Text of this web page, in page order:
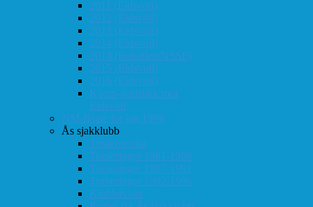
2011 (Eidsvoll)
2012 (Eidsvoll)
2013 (Eidsvoll)
2014 (Eidsvoll)
2014 (Rokaden/NSSF)
2015 (Eidsvoll)
2016 (Eidsvoll)
Kamp-statistikk mot
Eidsvoll
NM-finale for lag 1998
Ås sjakklubb
Totaloversikt
Turneringer 1981-1986
Turneringer 1987-1991
Turneringer 1992-1996
Klubbaviser